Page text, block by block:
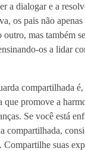
a dialogar e a
os pais não
outro, mas também
os a lidar
compartilhada
que promove a
Se você está
compartilhada,
Compartilhe suas